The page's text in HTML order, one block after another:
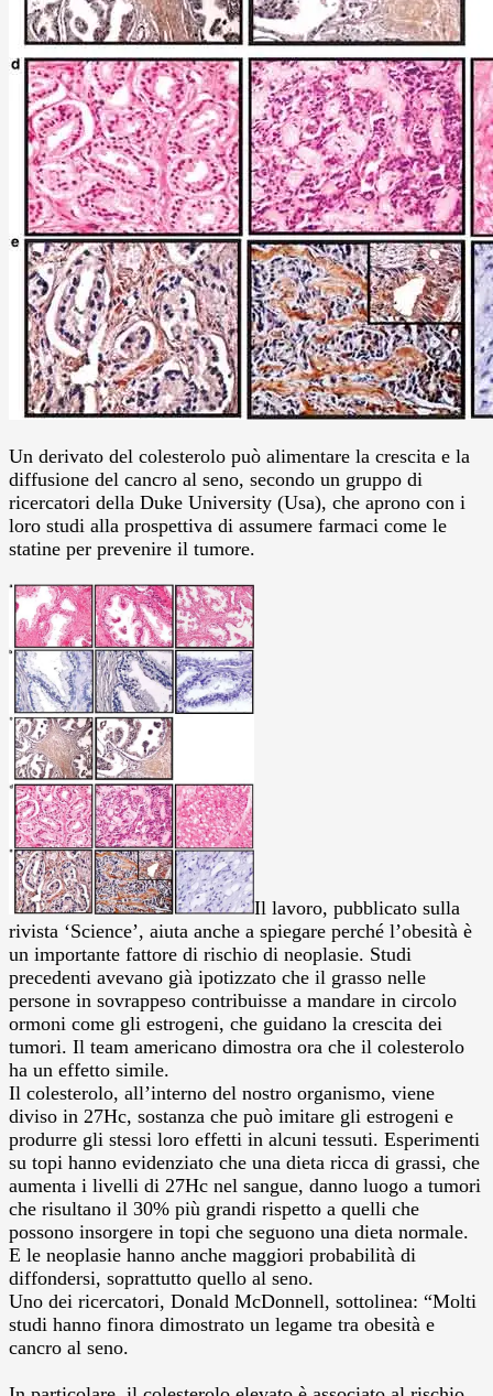
Un derivato del colesterolo può alimentare la crescita e la
diffusione del cancro al seno, secondo un gruppo di
ricercatori della Duke University (Usa), che aprono con i
loro studi alla prospettiva di assumere farmaci come le
statine per prevenire il tumore.
Il lavoro, pubblicato sulla
rivista ‘Science’, aiuta anche a spiegare perché l’obesità è
un importante fattore di rischio di neoplasie. Studi
precedenti avevano già ipotizzato che il grasso nelle
persone in sovrappeso contribuisse a mandare in circolo
ormoni come gli estrogeni, che guidano la crescita dei
tumori. Il team americano dimostra ora che il colesterolo
ha un effetto simile.
Il colesterolo, all’interno del nostro organismo, viene
diviso in 27Hc, sostanza che può imitare gli estrogeni e
produrre gli stessi loro effetti in alcuni tessuti. Esperimenti
su topi hanno evidenziato che una dieta ricca di grassi, che
aumenta i livelli di 27Hc nel sangue, danno luogo a tumori
che risultano il 30% più grandi rispetto a quelli che
possono insorgere in topi che seguono una dieta normale.
E le neoplasie hanno anche maggiori probabilità di
diffondersi, soprattutto quello al seno.
Uno dei ricercatori, Donald McDonnell, sottolinea: “Molti
studi hanno finora dimostrato un legame tra obesità e
cancro al seno.